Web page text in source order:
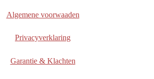
Algemene voorwaaden
Privacyverklaring
Garantie & Klachten